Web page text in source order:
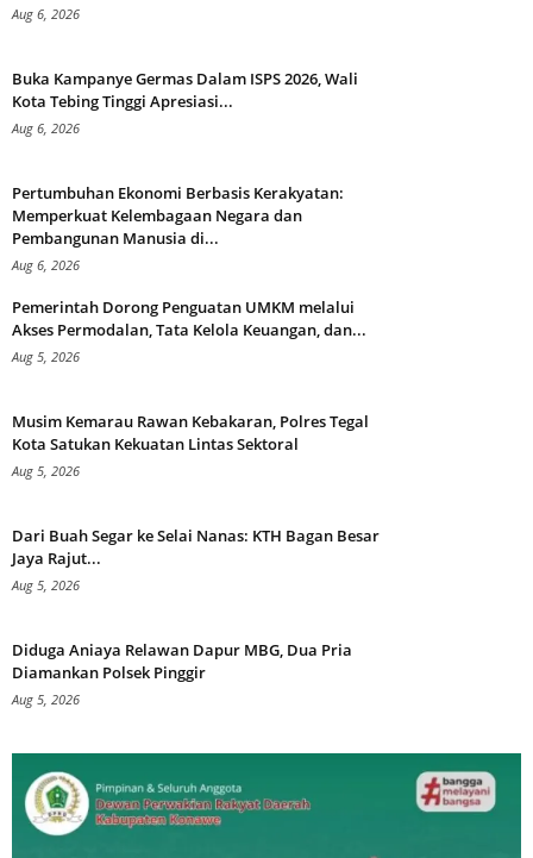
Aug 6, 2026
Buka Kampanye Germas Dalam ISPS 2026, Wali
Kota Tebing Tinggi Apresiasi...
Aug 6, 2026
Pertumbuhan Ekonomi Berbasis Kerakyatan:
Memperkuat Kelembagaan Negara dan
Pembangunan Manusia di...
Aug 6, 2026
Pemerintah Dorong Penguatan UMKM melalui
Akses Permodalan, Tata Kelola Keuangan, dan...
Aug 5, 2026
Musim Kemarau Rawan Kebakaran, Polres Tegal
Kota Satukan Kekuatan Lintas Sektoral
Aug 5, 2026
Dari Buah Segar ke Selai Nanas: KTH Bagan Besar
Jaya Rajut...
Aug 5, 2026
Diduga Aniaya Relawan Dapur MBG, Dua Pria
Diamankan Polsek Pinggir
Aug 5, 2026